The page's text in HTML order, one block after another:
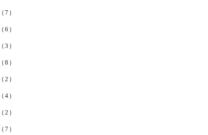
7）
6）
3）
8）
2）
4）
2）
7）